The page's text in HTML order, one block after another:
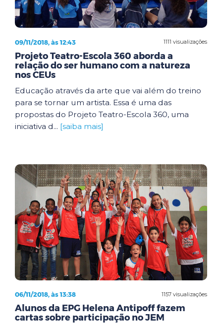
1111 visualizações
09/11/2018, às 12:43
Projeto Teatro-Escola 360 aborda a
relação do ser humano com a natureza
nos CEUs
Educação através da arte que vai além do treino
para se tornar um artista. Essa é uma das
propostas do Projeto Teatro-Escola 360, uma
iniciativa d... [saiba mais]
1157 visualizações
06/11/2018, às 13:38
Alunos da EPG Helena Antipoff fazem
cartas sobre participação no JEM